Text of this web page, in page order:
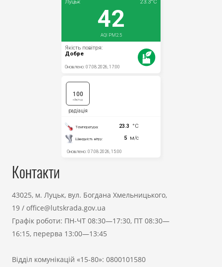
Контакти
43025, м. Луцьк, вул. Богдана Хмельницького,
19 / office@lutskrada.gov.ua
Графік роботи: ПН-ЧТ 08:30—17:30, ПТ 08:30—
16:15, перерва 13:00—13:45
Відділ комунікацій «15-80»: 0800101580